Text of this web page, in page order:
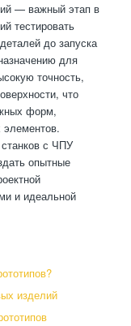
— важный этап в
тестировать
до запуска
для
точность,
что
форм,
элементов.
с ЧПУ
опытные
и идеальной
изделий